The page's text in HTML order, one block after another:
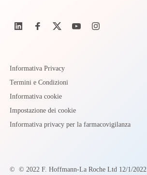
Informativa Privacy
Termini e Condizioni
Informativa cookie
Impostazione dei cookie
Informativa privacy per la farmacovigilanza
© © 2022 F. Hoffmann-La Roche Ltd 12/1/2022